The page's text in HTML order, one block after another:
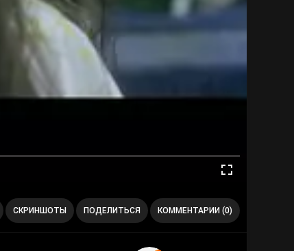
СКРИНШОТЫ ПОДЕЛИТЬСЯ КОММЕНТАРИИ (0)